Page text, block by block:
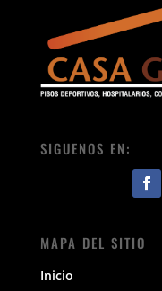
SIGUENOS EN:
MAPA DEL SITIO
Inicio